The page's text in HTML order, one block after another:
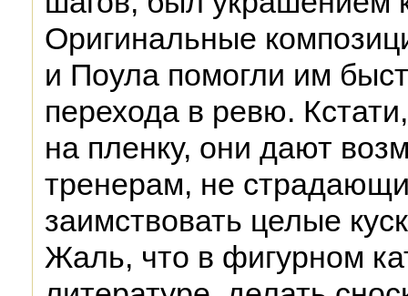
Оригинальные
и Поула помогли им
перехода в ревю.
на пленку, они дают
тренерам, не
заимствовать целые
Жаль, что в фигурном